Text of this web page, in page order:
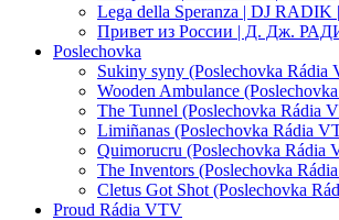
Lega della Speranza | DJ RADIK
Привет из России | Д. Дж.
Poslechovka
Sukiny syny (Poslechovka Rádia
Wooden Ambulance
The Tunnel (Poslechovka Rádia
Limiñanas (Poslechovka Rádia
Quimorucru (Poslechovka Rádia
The Inventors (Poslechovka
Cletus Got Shot (Poslechovka
Proud Rádia VTV